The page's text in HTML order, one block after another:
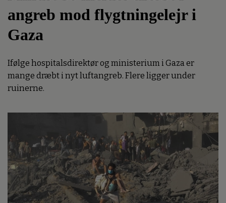
angreb mod flygtningelejr i
Gaza
Ifølge hospitalsdirektør og ministerium i Gaza er
mange dræbt i nyt luftangreb. Flere ligger under
ruinerne.